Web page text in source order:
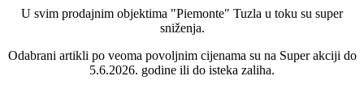
U svim prodajnim objektima "Piemonte" Tuzla u toku su super
sniženja.
Odabrani artikli po veoma povoljnim cijenama su na Super akciji do
5.6.2026. godine ili do isteka zaliha.